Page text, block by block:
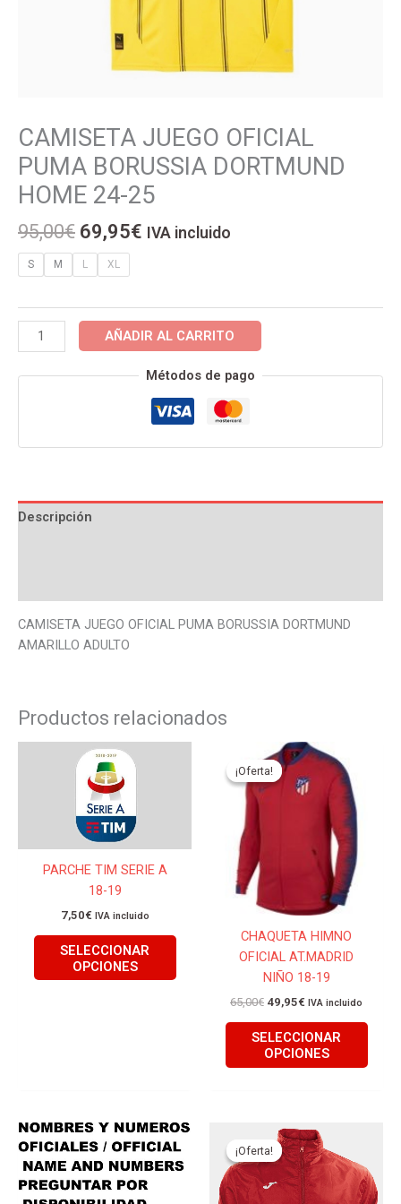
CAMISETA JUEGO OFICIAL
PUMA BORUSSIA DORTMUND
HOME 24-25
95,00€
El
precio
original
era:
69,95€
El
precio
actual
es:
IVA incluido
S M L XL
CAMISETA
JUEGO
OFICIAL
PUMA
DORTMUND
HOME
24-
cantidad
AÑADIR AL CARRITO
Métodos de pago
Descripción
CAMISETA JUEGO OFICIAL PUMA BORUSSIA DORTMUND
AMARILLO ADULTO
Productos relacionados
PARCHE TIM SERIE A
18-19
7,50€ IVA incluido
SELECCIONAR
OPCIONES
producto
Las
elegir
la
¡Oferta!
¡Oferta!
CHAQUETA HIMNO
OFICIAL AT.MADRID
NIÑO 18-19
65,00€
precio
original
49,95€
El
precio
actual
es:
49,95€.
IVA incluido
SELECCIONAR
OPCIONES
Este
producto
tiene
múltiples
¡Oferta!
¡Oferta!precio
original
era:
25,00€.
El
precio
actual
es:
22,50€.
tiene